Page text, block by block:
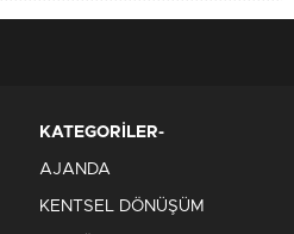
KATEGORİLER-
AJANDA
KENTSEL DÖNÜŞÜM